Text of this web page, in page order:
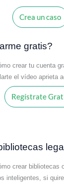
Crea un caso
gratis?
crear tu cuenta
el vídeo aprieta
Regístrate
crear bibliotecas
inteligentes, si